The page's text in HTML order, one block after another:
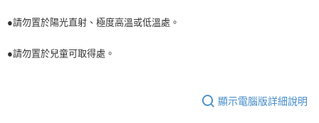
●請勿置於陽光直射、極度高溫或低溫處。
●請勿置於兒童可取得處。
顯示電腦版詳細說明